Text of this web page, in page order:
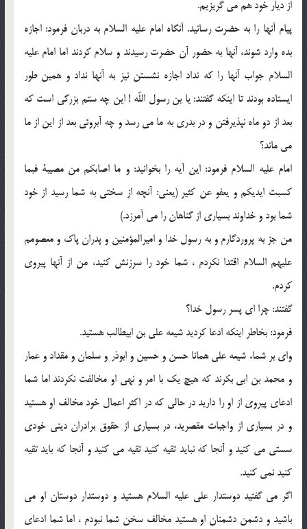
از ديار خود هم مي گريزيم.
پيام آنها را به حضرت رسانيد. آنگاه امام عليه السلام به دربان فرمود: اجازه
بده وارد شوند، آنها به حضور آن حضرت رسيدند و سلام كردند اما امام عليه
السلام جواب آنها را كه نداد اجازه نشستن نيز به آنها نداد و همين طور
ايستاده بودند تا اينكه گفتند: يا بن رسول اللّه ! اين چه ستم بزرگي است كه
بعد از دو ماه نپذيرفتن و در بدري به ما مي رسد و چه آبروئي بعد از اين از ما
مي ماند؟
امام عليه السلام فرمود: اين آيه را بخوانيد: و ما اصابكم من مصيبة فبما
كسبت ايديكم و يعفو عن كثير (يعني: آنچه از سختي به شما رسيد از خود
شما بود و خداوند بسياري از گناهان را مي آمرزد.)
من جز به پروردگارم و به رسول خدا و اميرالمؤمنين و پدران پاك و معصومم
عليهم السلام اقتدا نكردم ، شما خود را سرزنش كنيد، من از آنها پيروي
كردم.
گفتند: چرا اي پسر رسول خدا؟
فرمود: بخاطر اينكه ادعا كرديد شيعه علي بن ابيطالب هستيد.
واي بر شما، شيعه علي همانا حسن و حسين و ابوذر و سلمان و مقداد و عمار
و محمد بن ابي بكرند كه هيچ يك با امر و نهي او مخالفت نكردند اما شما
ادعاي پيروي از او را داريد در حالي كه در اكثر اعمال خود مخالف او هستيد
و در بسياري از واجبات مقصريد، در بسياري از حقوق برادران ديني خودي
سستي مي كنيد و آنجا كه نبايد تقيه كنيد تقيه مي كنيد و آنجا كه بايد تقيه
كنيد نمي كنيد.
اگر مي گفتيد دوستدار علي عليه السلام هستيد و دوستدار دوستان او مي
باشيد و دشمن دشمنان او هستيد مخالف سخن شما نبودم ، اما شما ادعاي